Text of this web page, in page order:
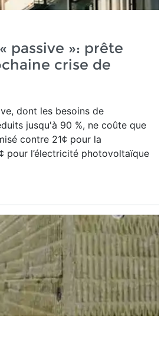
passive »: prête
crise de
dont les besoins de
jusqu'à 90 %, ne coûte que
contre 21¢ pour la
pour l’électricité photovoltaïque